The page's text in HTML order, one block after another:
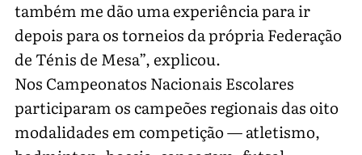
também me dão uma experiência para ir
depois para os torneios da própria Federação
de Ténis de Mesa”, explicou.
Nos Campeonatos Nacionais Escolares
participaram os campeões regionais das oito
modalidades em competição — atletismo,